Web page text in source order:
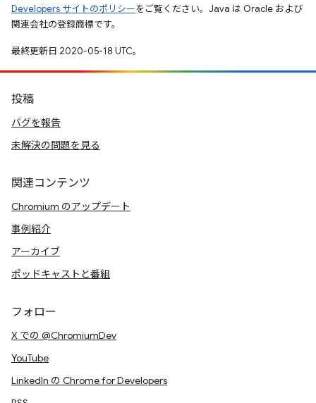
Developers サイトのポリシーをご覧ください。Java は Oracle および
関連会社の登録商標です。
最終更新日 2020-05-18 UTC。
投稿
バグを報告
未解決の問題を見る
関連コンテンツ
Chromium のアップデート
事例紹介
アーカイブ
ポッドキャストと番組
フォロー
X での @ChromiumDev
YouTube
LinkedIn の Chrome for Developers